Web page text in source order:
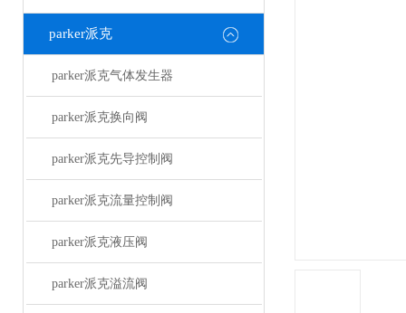
parker派克
parker派克气体发生器
parker派克换向阀
parker派克先导控制阀
parker派克流量控制阀
parker派克液压阀
parker派克溢流阀